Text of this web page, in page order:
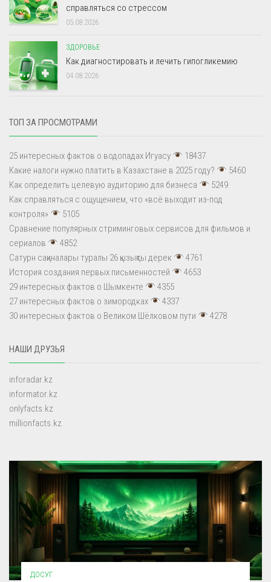
справляться со стрессом
05.08.2026
ЗДОРОВЬЕ
Как диагностировать и лечить гипогликемию
04.08.2026
ТОП ЗА ПРОСМОТРАМИ
25 интересных фактов о водопадах Игуасу
18437
Какие налоги нужно платить в Казахстане в 2025 году?
5460
Как определить целевую аудиторию для бизнеса
5249
Как справляться с ощущением, что «всё выходит из-под
контроля»
5105
Сравнение популярных стриминговых сервисов для фильмов и
сериалов
4852
Сатурн сақиналары туралы 26 қызықты дерек
4761
История создания первых письменностей
4653
29 интересных фактов о Шымкенте
4355
27 интересных фактов о зимородках
4337
30 интересных фактов о Великом Шёлковом пути
4278
НАШИ ДРУЗЬЯ
inforadar.kz
informator.kz
onlyfacts.kz
millionfacts.kz
ДОСУГ